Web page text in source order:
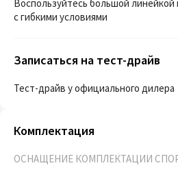
Воспользуйтесь большой
с гибкими условиями
Записаться на тест-драйв
Тест-драйв у официального дилера
Комплектация
ОСНАЩЕНИЕ КОМПЛЕКТАЦИИ